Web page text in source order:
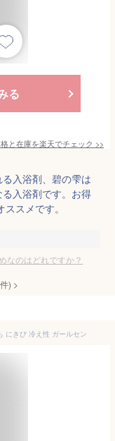
る
と在庫を楽天でチェック >>
入浴剤、碧の雫は
入浴剤です。お得
スメです。
なのはどれですか？
件) >
にきび 冷え性 ガールセン